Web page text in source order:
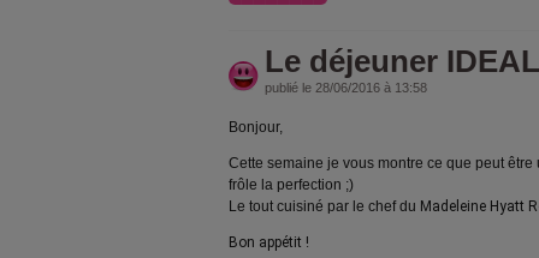
Le déjeuner
publié le 28/06/2016 à 13:58
Bonjour,
Cette semaine je vous montre ce que peut
frôle la perfection ;)
Le tout cuisiné par le chef du Madeleine Hyatt
Bon appétit !